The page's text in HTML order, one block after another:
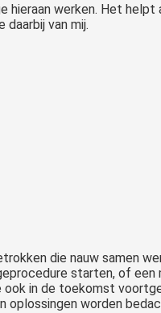
hieraan werken. Het
daarbij van mij.
die nauw samen
starten, of een
in de toekomst
oplossingen worden